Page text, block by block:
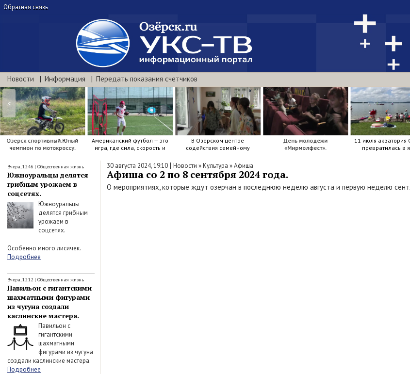
Обратная связь
Новости Информация Передать показания счетчиков
Озерск спортивный.Юный
чемпион по мотокроссу.
Американский футбол — это
игра, где сила, скорость и
В Озёрском центре
содействия семейному
День молодёжи
«Мирмолфест».
11 июля акватория
превратилась в
<
Вчера, 12:46 | Общественная жизнь
Южноуральцы делятся
грибным урожаем в
соцсетях.
Южноуральцы
делятся грибным
урожаем в
соцсетях.
Особенно много лисичек.
Подробнее
Вчера, 12:12 | Общественная жизнь
Павильон с гигантскими
шахматными фигурами
из чугуна создали
каслинские мастера.
Павильон с
гигантскими
шахматными
фигурами из чугуна
создали каслинские мастера.
Подробнее
30 августа 2024, 19:10 | Новости »Культура »Афиша
Афиша со 2 по 8 сентября 2024 года.
О мероприятиях, которые ждут озерчан в последнюю неделю августа и первую неделю